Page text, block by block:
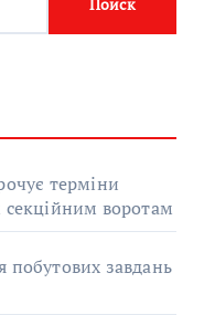
терміни
секційним воротам
завдань